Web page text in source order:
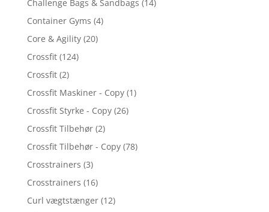
Challenge Bags & Sandbags (14)
Container Gyms (4)
Core & Agility (20)
Crossfit (124)
Crossfit (2)
Crossfit Maskiner - Copy (1)
Crossfit Styrke - Copy (26)
Crossfit Tilbehør (2)
Crossfit Tilbehør - Copy (78)
Crosstrainers (3)
Crosstrainers (16)
Curl vægtstænger (12)